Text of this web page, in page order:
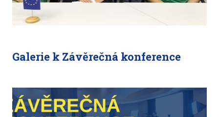
Galerie k Závěrečná konference